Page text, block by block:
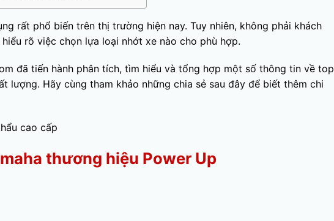
rất phổ biến trên thị trường hiện nay. Tuy nhiên, không phải khách
rõ việc chọn lựa loại nhớt xe nào cho phù hợp.
đã tiến hành phân tích, tìm hiểu và tổng hợp một số thông tin về top
lượng. Hãy cùng tham khảo những chia sẻ sau đây để biết thêm chi
cao cấp
thương hiệu Power Up